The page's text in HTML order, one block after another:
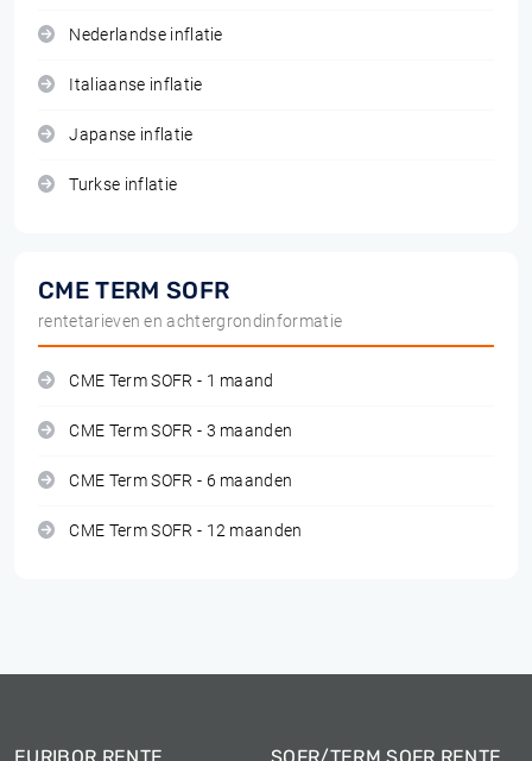
Nederlandse inflatie
Italiaanse inflatie
Japanse inflatie
Turkse inflatie
CME TERM SOFR
rentetarieven en achtergrondinformatie
CME Term SOFR - 1 maand
CME Term SOFR - 3 maanden
CME Term SOFR - 6 maanden
CME Term SOFR - 12 maanden